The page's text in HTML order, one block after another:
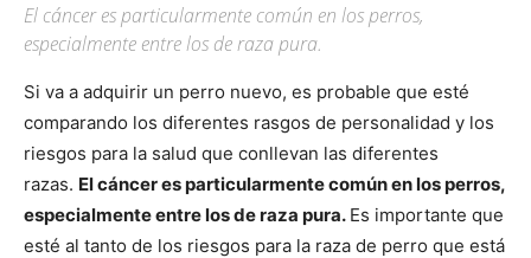
–
Razas
de
El cáncer es particularmente común en los perros,
especialmente entre los de raza pura.
Si va a adquirir un perro nuevo, es probable que esté
comparando los diferentes rasgos de personalidad y los
riesgos para la salud que conllevan las diferentes
razas. El cáncer es particularmente común en los perros,
especialmente entre los de raza pura. Es importante que
esté al tanto de los riesgos para la raza de perro que está